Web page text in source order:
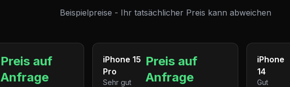
Beispielpreise - Ihr tatsächlicher Preis kann abweichen
Preis auf
Anfrage
iPhone 15
Pro
Sehr gut
Preis auf
Anfrage
iPhone
14
Gut